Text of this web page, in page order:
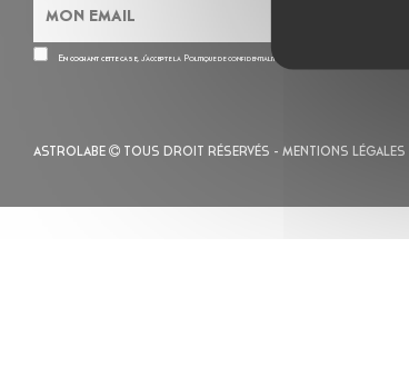
En cochant cette case, j’accepte la Politique de confidentialité
ASTROLABE TOUS DROIT RÉSERVÉS - MENTIONS LÉGALES